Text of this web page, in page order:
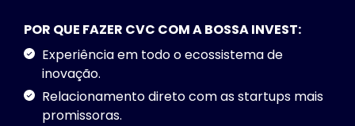
POR QUE FAZER CVC COM A BOSSA INVEST:
Experiência em todo o ecossistema de
inovação.
Relacionamento direto com as startups mais
promissoras.